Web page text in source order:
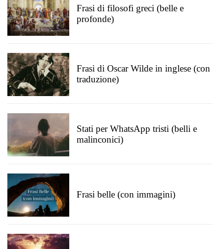
Frasi di filosofi greci (belle e
profonde)
Frasi di Oscar Wilde in inglese (con
traduzione)
Stati per WhatsApp tristi (belli e
malinconici)
Frasi belle (con immagini)